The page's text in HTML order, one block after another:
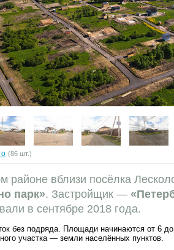
(86 шт.)
районе вблизи посёлка
парк». Застройщик —
в сентябре 2018 года.
без подряда. Площади начинаются от 6
участка — земли населённых пунктов.